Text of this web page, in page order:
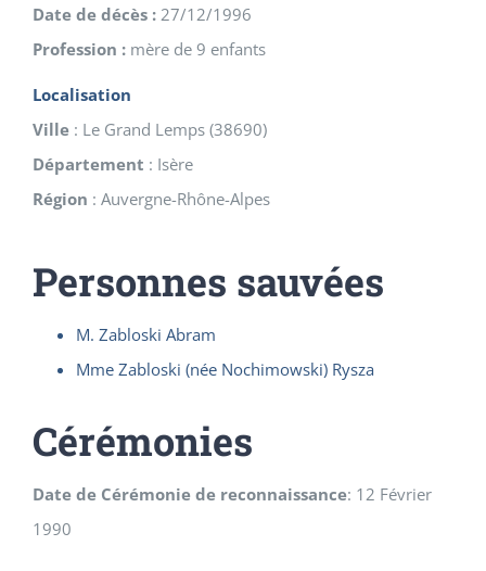
Date de décès : 27/12/1996
Profession : mère de 9 enfants
Localisation
Ville : Le Grand Lemps (38690)
Département : Isère
Région : Auvergne-Rhône-Alpes
Personnes sauvées
M. Zabloski Abram
Mme Zabloski (née Nochimowski) Rysza
Cérémonies
Date de Cérémonie de reconnaissance: 12 Février
1990